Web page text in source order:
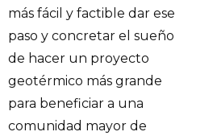
más fácil y factible dar ese
paso y concretar el sueño
de hacer un proyecto
geotérmico más grande
para beneficiar a una
comunidad mayor de